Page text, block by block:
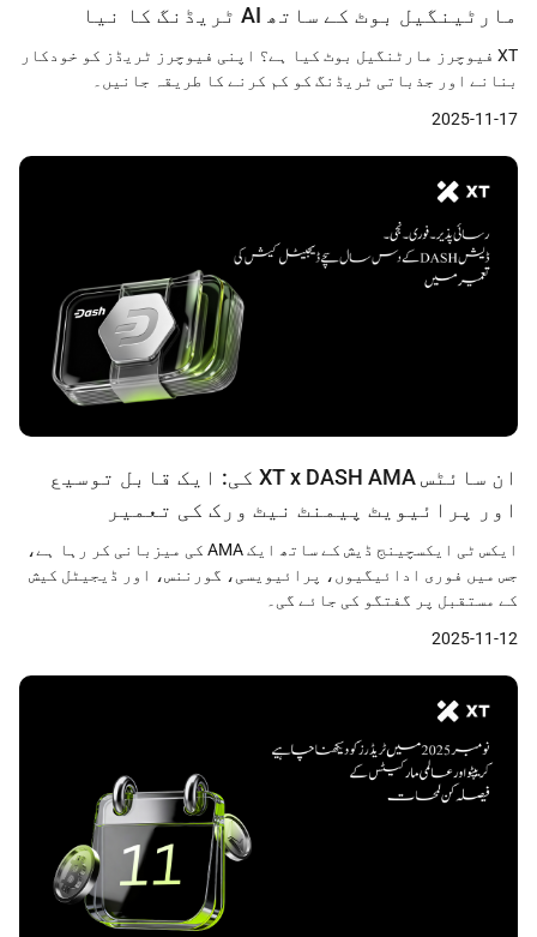
مارٹینگیل بوٹ کے ساتھ AI ٹریڈنگ کا نیا
انقلاب۔
XT فیوچرز مارٹنگیل بوٹ کیا ہے؟ اپنی فیوچرز ٹریڈز کو خودکار
بنانے اور جذباتی ٹریڈنگ کو کم کرنے کا طریقہ جانیں۔
2025-11-17
ان سائٹس XT x DASH AMA کی: ایک قابل توسیع
اور پرائیویٹ پیمنٹ نیٹ ورک کی تعمیر
ایکس ٹی ایکسچینج ڈیش کے ساتھ ایک AMA کی میزبانی کر رہا ہے،
جس میں فوری ادائیگیوں، پرائیویسی، گورننس، اور ڈیجیٹل کیش
کے مستقبل پر گفتگو کی جائے گی۔
2025-11-12